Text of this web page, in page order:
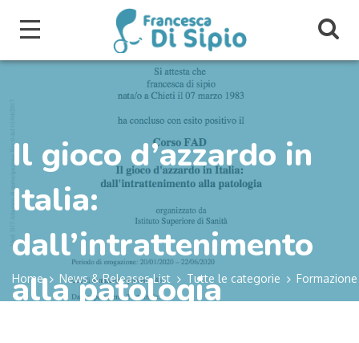
Il gioco d’azzardo in
Italia:
dall’intrattenimento
alla patologia
Home News & Releases List Tutte le categorie Formazione